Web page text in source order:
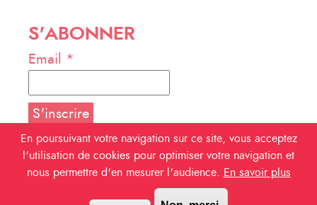
S'ABONNER
Email *
NOUS SUIVRE
En poursuivant votre navigation sur ce site, vous acceptez
l'utilisation de cookies pour optimiser votre navigation et
nous permettre d'en mesurer l'audience.
En savoir plus